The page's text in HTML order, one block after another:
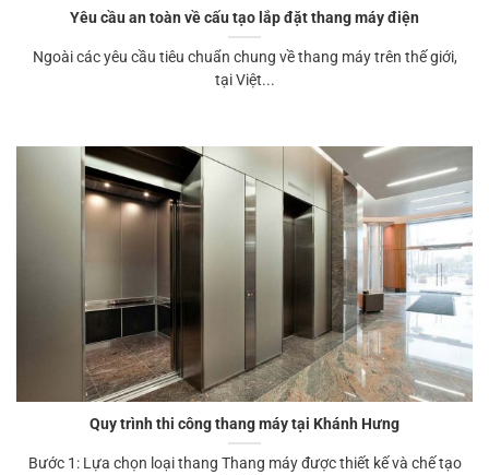
Yêu cầu an toàn về cấu tạo lắp đặt thang máy điện
Ngoài các yêu cầu tiêu chuẩn chung về thang máy trên thế giới,
tại Việt...
Quy trình thi công thang máy tại Khánh Hưng
Bước 1: Lựa chọn loại thang Thang máy được thiết kế và chế tạo